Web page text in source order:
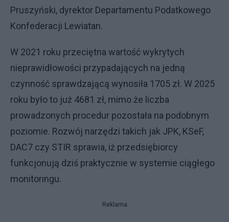
Pruszyński, dyrektor Departamentu Podatkowego
Konfederacji Lewiatan.
W 2021 roku przeciętna wartość wykrytych
nieprawidłowości przypadających na jedną
czynność sprawdzającą wynosiła 1705 zł. W 2025
roku było to już 4681 zł, mimo że liczba
prowadzonych procedur pozostała na podobnym
poziomie. Rozwój narzędzi takich jak JPK, KSeF,
DAC7 czy STIR sprawia, iż przedsiębiorcy
funkcjonują dziś praktycznie w systemie ciągłego
monitoringu.
Reklama